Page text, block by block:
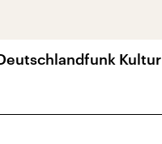
Kultur